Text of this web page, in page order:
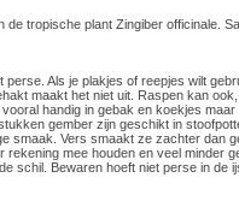
de tropische plant Zingiber officinale.
perse. Als je plakjes of reepjes wilt
maakt het niet uit. Raspen kan
handig in gebak en koekjes
gember zijn geschikt in
smaak. Vers smaakt ze zachter dan
rekening mee houden en veel minder
schil. Bewaren hoeft niet perse in de